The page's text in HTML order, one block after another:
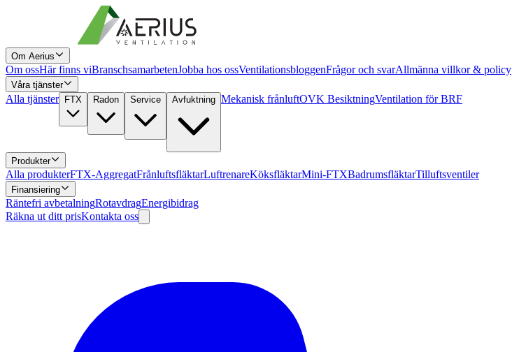
Om Aerius
Om ossHär finns viBranschsamarbetenJobba hos ossVentilationsbloggenFrågor och svarAllmänna villkor & policy
Våra tjänster
Alla tjänster FTX Radon Service Avfuktning Mekanisk frånluftOVK BesiktningVentilation för BRF
Produkter
Alla produkterFTX-AggregatFrånluftsfläktarLuftrenareKöksfläktarMini-FTXBadrumsfläktarTilluftsventiler
Finansiering
Räntefri avbetalningRotavdragEnergibidrag
Räkna ut ditt prisKontakta oss